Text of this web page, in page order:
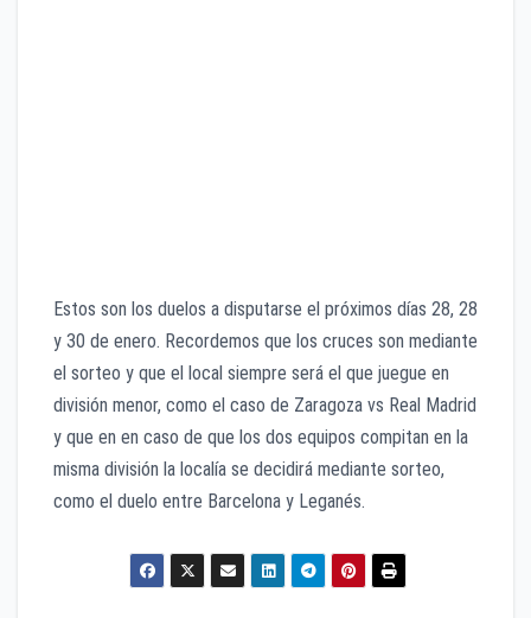
Estos son los duelos a disputarse el próximos días 28, 28
y 30 de enero. Recordemos que los cruces son mediante
el sorteo y que el local siempre será el que juegue en
división menor, como el caso de Zaragoza vs Real Madrid
y que en en caso de que los dos equipos compitan en la
misma división la localía se decidirá mediante sorteo,
como el duelo entre Barcelona y Leganés.